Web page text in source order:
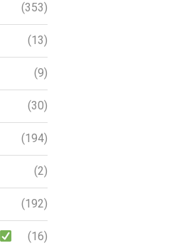
(353)
(13)
(9)
(30)
(194)
(2)
(192)
(16)